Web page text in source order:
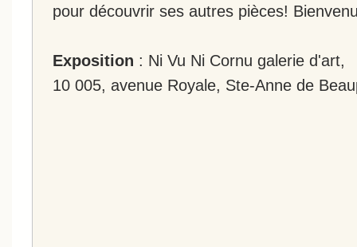
pour découvrir ses autres pièces!
Exposition : Ni Vu Ni Cornu galerie d'art,
10 005, avenue Royale, Ste-Anne de